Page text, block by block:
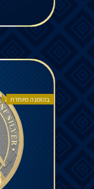
בהזמנה מיוחדת